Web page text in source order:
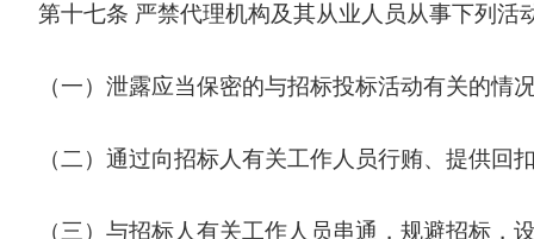
第十七条 严禁代理机构及其从业人员从事下列活
（一）泄露应当保密的与招标投标活动有关的情
（二）通过向招标人有关工作人员行贿、提供
（三）与招标人有关工作人员串通，规避招标